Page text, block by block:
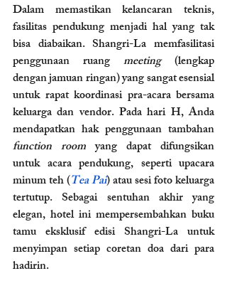
Dalam memastikan kelancaran teknis,
fasilitas pendukung menjadi hal yang tak
bisa diabaikan. Shangri-La memfasilitasi
penggunaan ruang meeting (lengkap
dengan jamuan ringan) yang sangat esensial
untuk rapat koordinasi pra-acara bersama
keluarga dan vendor. Pada hari H, Anda
function room yang dapat difungsikan
untuk acara pendukung, seperti upacara
minum teh (Tea Pai) atau sesi foto keluarga
tertutup. Sebagai sentuhan akhir yang
elegan, hotel ini mempersembahkan buku
tamu eksklusif edisi Shangri-La untuk
menyimpan setiap coretan doa dari para
hadirin.